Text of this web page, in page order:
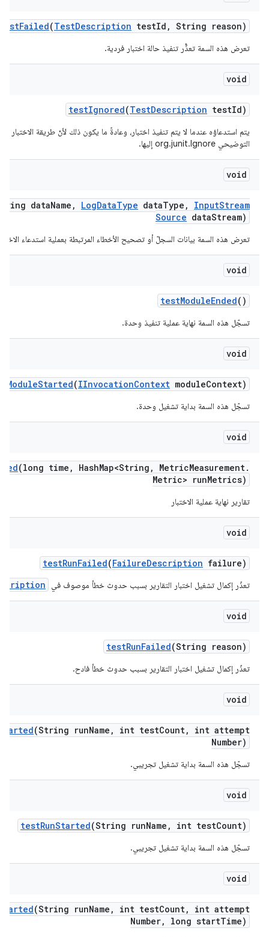
testFailed(TestDescription testId , String reason)
تعرض هذه السمة تعذُّر تنفيذ حالة اختبار فردية.
void
testIgnored(TestDescription testId)
يتم استدعاؤه عندما لا يتم تنفيذ اختبار، وعادةً ما يكون ذلك لأنّ طريقة الاختبار
التوضيحي org.junit.Ignore إليها.
void
dataName , LogDataType dataType , InputStream
Source dataStream)
تعرض هذه السمة بيانات السجلّ أو تصحيح الأخطاء المرتبطة بعملية استدعاء
void
testModuleEnded()
تسجّل هذه السمة نهاية عملية تنفيذ وحدة.
void
ModuleStarted(IInvocationContext moduleContext)
تسجّل هذه السمة بداية تشغيل وحدة.
void
(long time , HashMap<String , MetricMeasurement.
Metric> runMetrics)
تقارير نهاية عملية الاختبار
void
testRunFailed(FailureDescription failure)
تعذّر إكمال تشغيل اختبار التقارير بسبب حدوث خطأ موصوف في
void
testRunFailed(String reason)
تعذّر إكمال تشغيل اختبار التقارير بسبب حدوث خطأ فادح.
void
(String runName , int testCount,
int attempt
Number)
تسجّل هذه السمة بداية تشغيل تجريبي.
void
testRunStarted(String runName , int testCount)
تسجّل هذه السمة بداية تشغيل تجريبي.
void
(String runName , int testCount,
int attempt
Number, long startTime)